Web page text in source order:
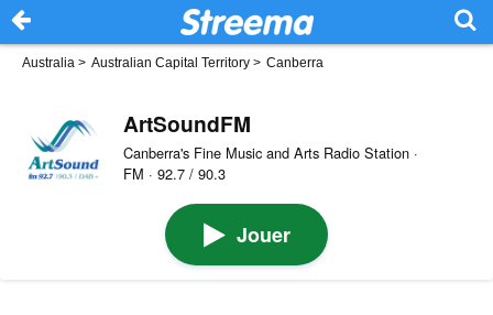
Australia > Australian Capital Territory > Canberra
ArtSoundFM
Canberra's Fine Music and Arts Radio Station ·
FM · 92.7 / 90.3
Jouer